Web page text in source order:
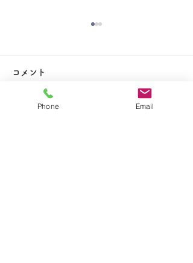
コメント
Phone Email